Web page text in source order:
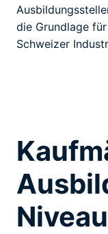
die Grundlage
Schweizer
Niveau